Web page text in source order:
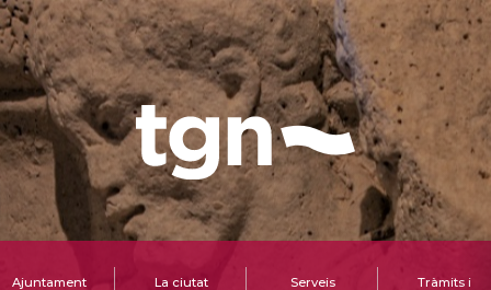
Ajuntament La ciutat Serveis
Tràmits i